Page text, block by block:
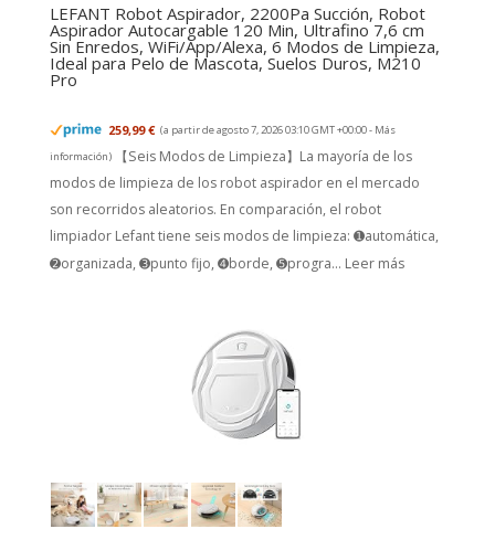
LEFANT Robot Aspirador, 2200Pa Succión, Robot
Aspirador Autocargable 120 Min, Ultrafino 7,6 cm
Sin Enredos, WiFi/App/Alexa, 6 Modos de Limpieza,
Ideal para Pelo de Mascota, Suelos Duros, M210
Pro
259,99 € (a partir de agosto 7, 2026 03:10 GMT +00:00 - Más
información)
【Seis Modos de Limpieza】La mayoría de los
modos de limpieza de los robot aspirador en el mercado
son recorridos aleatorios. En comparación, el robot
limpiador Lefant tiene seis modos de limpieza: ➊automática,
➋organizada, ➌punto fijo, ➍borde, ➎progra... Leer más